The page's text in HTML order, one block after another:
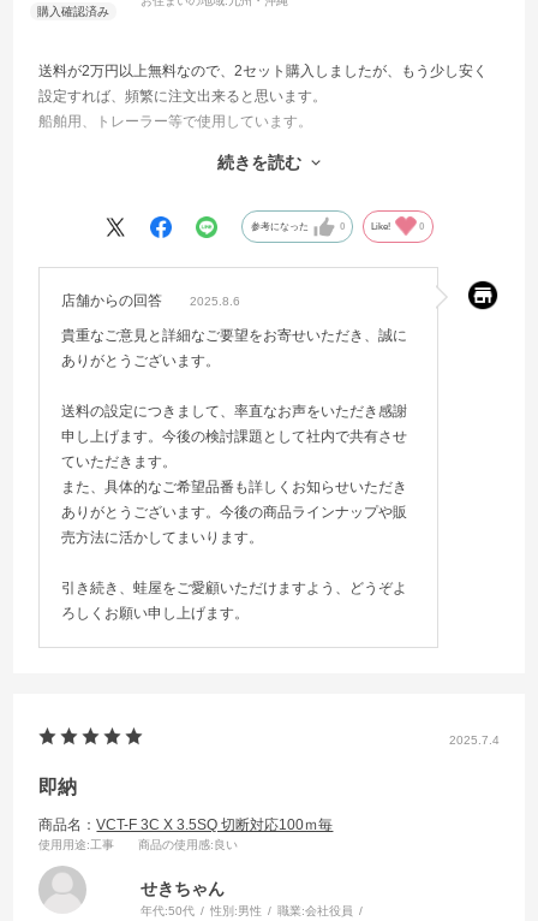
送料が2万円以上無料なので、2セット購入しましたが、もう少し安く
設定すれば、頻繁に注文出来ると思います。
船舶用、トレーラー等で使用しています。
VCT-F 5C X 0.75SQ
VCTFK 2C X 0.75SQ
VCTFK 2C X 1.25SQ
続きを読む
参考になった 0 Like! 0
店舗からの回答 2025.8.6
貴重なご意見と詳細なご要望をお寄せいただき、誠に
ありがとうございます。
送料の設定につきまして、率直なお声をいただき感謝
申し上げます。今後の検討課題として社内で共有させ
ていただきます。
また、具体的なご希望品番も詳しくお知らせいただき
ありがとうございます。今後の商品ラインナップや販
売方法に活かしてまいります。
引き続き、蛙屋をご愛顧いただけますよう、どうぞよ
ろしくお願い申し上げます。
2025.7.4
即納
商品名：VCT-F 3C X 3.5SQ 切断対応100ｍ毎
使用用途:工事 商品の使用感:良い
せきちゃん
年代:50代 性別:男性 職業:会社役員